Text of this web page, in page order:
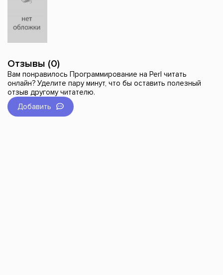
Отзывы (0)
Вам понравилось Программирование на Perl читать
онлайн? Уделите пару минут, что бы оставить полезный
отзыв другому читателю.
Добавить